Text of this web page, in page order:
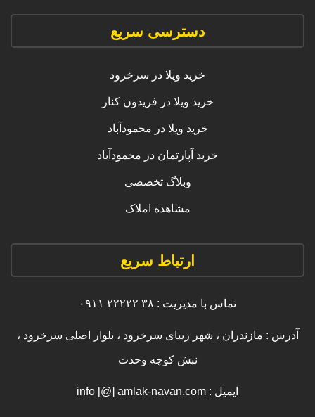
دسترسی سریع
خرید ویلا در سرخرود
خرید ویلا در فریدون کنار
خرید ویلا در محمودآباد
خرید آپارتمان در محمودآباد
وبلاگ تخصصی
مشاهده املاک
ارتباط سریع
تماس با مدیریت : ۳۸ ۲۲۲۲۲ ۰۹۱۱
آدرس : مازندران ، شهر زیبای سرخرود ، بلوار اصلی سرخرود ،
نبش کوچه وحدت
ایمیل : info [@] amlak-navan.com